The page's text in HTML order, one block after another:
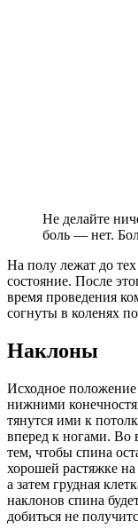
Не делайте
боль — нет.
На полу лежат до
состояние. После
время проведения
согнуты в коленях
Наклоны
Исходное
нижними
тянутся ими к
вперед к ногами. Во
тем, чтобы спина
хорошей растяжке
а затем грудная
наклонов спина
добиться не